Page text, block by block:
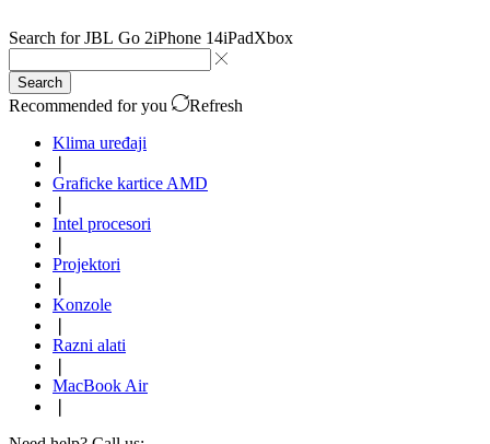
Search forJBL Go 2iPhone 14iPadXbox
Search
Recommended for you
Refresh
Klima uređaji
Graficke kartice AMD
Intel procesori
Projektori
Konzole
Razni alati
MacBook Air